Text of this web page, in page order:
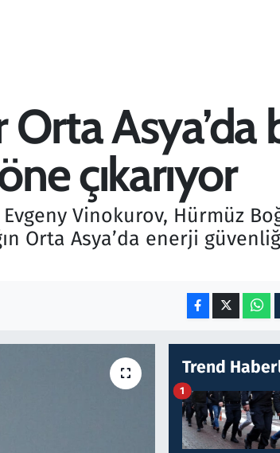
Asya’da
çıkarıyor
Vinokurov, Hürmüz
Orta Asya’da enerji güvenliği
Trend
1